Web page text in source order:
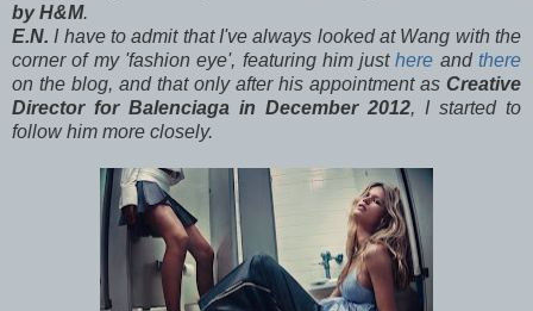
by H&M.
E.N. I have to admit that I've always looked at Wang with the
corner of my 'fashion eye', featuring him justhere andthere
on the blog, and that only after his appointment as Creative
Director for Balenciaga in December 2012, I started to
follow him more closely.